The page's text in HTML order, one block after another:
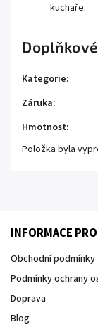
kuchaře.
Kategorie:
Záruka:
Hmotnost:
Položka byla
INFORMACE
Obchodní podmínky
Podmínky ochrany
Doprava
Blog